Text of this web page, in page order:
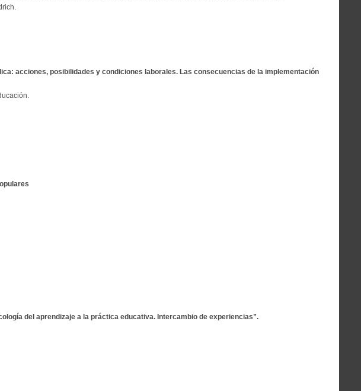
acciones, posibilidades y condiciones laborales. Las consecuencias de la implementación
del aprendizaje a la práctica educativa. Intercambio de experiencias”.